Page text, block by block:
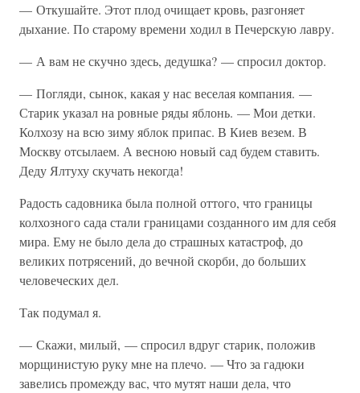
— Откушайте. Этот плод очищает кровь, разгоняет
дыхание. По старому времени ходил в Печерскую лавру.
— А вам не скучно здесь, дедушка? — спросил доктор.
— Погляди, сынок, какая у нас веселая компания. —
Старик указал на ровные ряды яблонь. — Мои детки.
Колхозу на всю зиму яблок припас. В Киев везем. В
Москву отсылаем. А весною новый сад будем ставить.
Деду Ялтуху скучать некогда!
Радость садовника была полной оттого, что границы
колхозного сада стали границами созданного им для себя
мира. Ему не было дела до страшных катастроф, до
великих потрясений, до вечной скорби, до больших
человеческих дел.
Так подумал я.
— Скажи, милый, — спросил вдруг старик, положив
морщинистую руку мне на плечо. — Что за гадюки
завелись промежду вас, что мутят наши дела, что